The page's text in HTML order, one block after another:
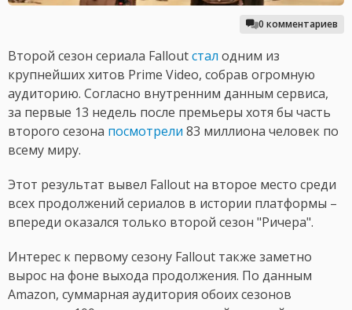
0 комментариев
Второй сезон сериала Falloutстал одним из
крупнейших хитов Prime Video, собрав огромную
аудиторию. Согласно внутренним данным сервиса,
за первые 13 недель после премьеры хотя бы часть
второго сезона посмотрели 83 миллиона человек по
всему миру.
Этот результат вывел Fallout на второе место среди
всех продолжений сериалов в истории платформы –
впереди оказался только второй сезон "Ричера".
Интерес к первому сезону Fallout также заметно
вырос на фоне выхода продолжения. По данным
Amazon, суммарная аудитория обоих сезонов